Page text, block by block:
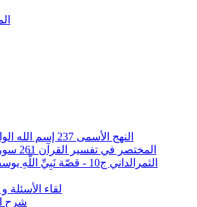
النهج الأسمى 237 إسم الله الواحد الأحد - اللقاء 6
المختصر في تفسير القرآن 261 سورة البقرة الأية 153
الثمرالداني ج10 - قصّة نَبِيِّ اللَّهِ يوسف عليه السّلام 51
لقاء الأسئلة و
شرح